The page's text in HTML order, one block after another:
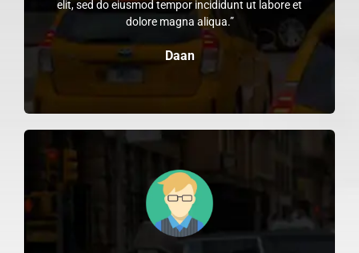
elit, sed do eiusmod tempor incididunt ut labore et
dolore magna aliqua.”
Daan